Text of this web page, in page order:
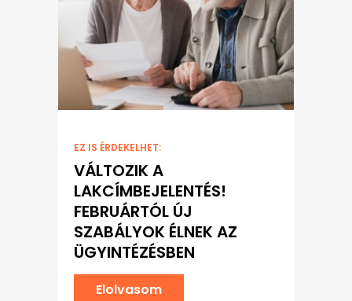
EZ IS ÉRDEKELHET:
VÁLTOZIK A
LAKCÍMBEJELENTÉS!
FEBRUÁRTÓL ÚJ
SZABÁLYOK ÉLNEK AZ
ÜGYINTÉZÉSBEN
Elolvasom